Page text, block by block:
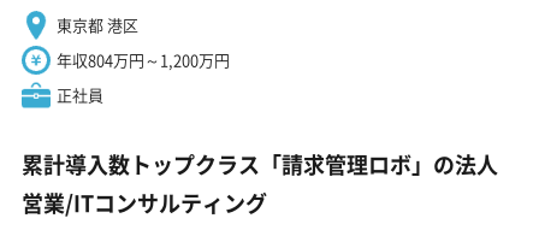
東京都 港区
年収804万円～1,200万円
正社員
累計導入数トップクラス「請求管理ロボ」の法人
営業/ITコンサルティング